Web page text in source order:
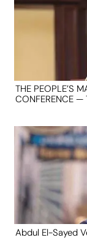
THE PEOPLE’S
CONFERENCE —
Abdul El-Sayed